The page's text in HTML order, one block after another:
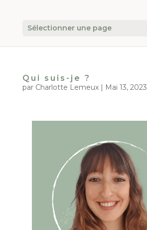
Sélectionner une page
Qui suis-je ?
par Charlotte Lemeux| Mai 13, 2023